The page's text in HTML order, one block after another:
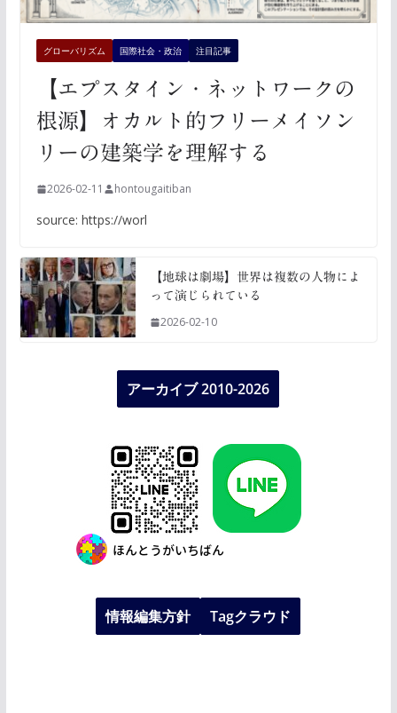
グローバリズム 国際社会・政治 注目記事
【エプスタイン・ネットワークの
根源】オカルト的フリーメイソン
リーの建築学を理解する
2026-02-11 hontougaitiban
source: https://worl
【地球は劇場】世界は複数の人物によ
って演じられている
2026-02-10
アーカイブ 2010-2026
情報編集方針 Tagクラウド